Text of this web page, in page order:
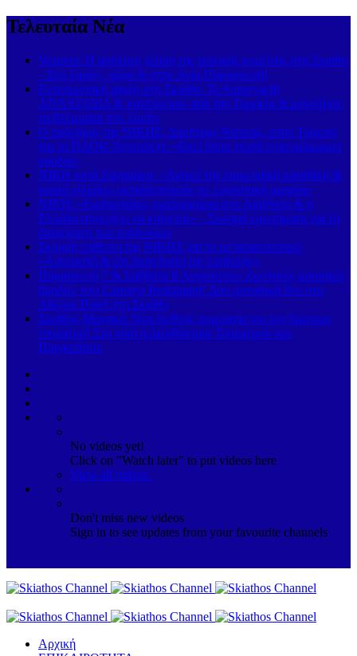
Τελευταία Νέα
Vesuvio: Η απόλυτη γεύση της ιταλικής κουζίνας στη Σκιάθο
– Στο λιμάνι, τώρα & στην Αγία Παρασκευή!
Εντυπωσιακή άφιξη στη Σκιάθο: Το Superyacht
ANASTASIA K κατέπλευσε από την Τουρκία & μαγνήτισε
τα βλέμματα στο λιμάνι
Ο πρόεδρος της ΝΙΚΗΣ, Δημήτρης Νατσιός, στην Τούμπα
για το ΠΑΟΚ-Άντερλεχτ: «Εκεί όπου χτυπά η ασπρόμαυρη
καρδιά»
ΝΙΚΗ κατά Ζαχαράκη: «Αγνοεί την ευρωπαϊκή καταδίκη &
κρατά χιλιάδες εκπαιδευτικούς σε εργασιακή ομηρία»
ΝΙΚΗ: «Εκατοντάδες εκατομμύρια στο AntiNero & η
Ελλάδα συνεχίζει να καίγεται» – Σκληρά ερωτήματα για τη
διαχείριση των κονδυλίων
Σκληρή επίθεση της ΝΙΚΗΣ για το μεταναστευτικό:
«Αποτροπή & όχι διαχείριση της εισβολής»
Παρασκευή 7 & Σάββατο 8 Αυγούστου: Ζωντανές μουσικές
βραδιές στο Carnayo Restaurant! Δύο μοναδικά live στο
Alkyon Hotel στη Σκιάθο
Σκιάθος-Μονακό: Νέα διεθνής συμμαχία για τον βιώσιμο
τουρισμό! Στο νησί η Διευθύντρια Τουρισμού του
Πριγκιπάτου
No videos yet!
Click on "Watch later" to put videos here
View all videos
Don't miss new videos
Sign in to see updates from your favourite channels
Αρχική